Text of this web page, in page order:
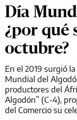
Día
¿por qué
octubre?
En el 2019 surgió
Mundial del
productores del
Algodón” (C-4),
del Comercio su